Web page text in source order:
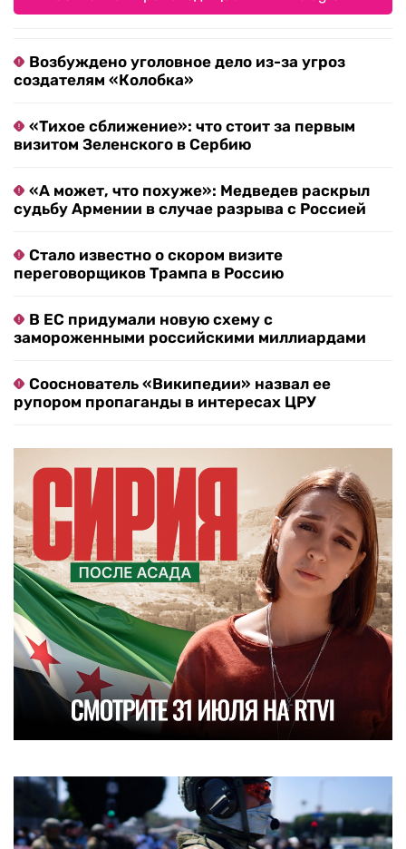
Возбуждено уголовное дело из-за угроз
создателям «Колобка»
«Тихое сближение»: что стоит за первым
визитом Зеленского в Сербию
«А может, что похуже»: Медведев раскрыл
судьбу Армении в случае разрыва с Россией
Стало известно о скором визите
переговорщиков Трампа в Россию
В ЕС придумали новую схему с
замороженными российскими миллиардами
Сооснователь «Википедии» назвал ее
рупором пропаганды в интересах ЦРУ